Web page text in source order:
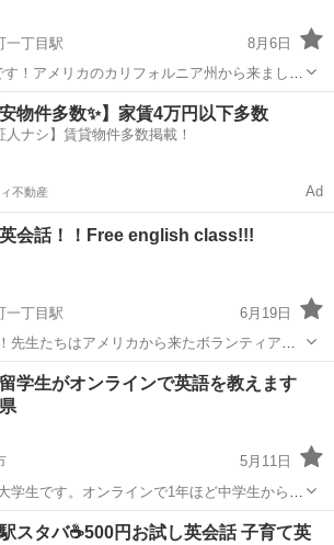
一丁目駅
8月6日
！アメリカのカリフォルニア州から来まし
て、無料英会話を教えます！ 一時間に、
語を学んだり、会話練習したり、楽しいゲー
さん大...
町一丁目駅 英会話 無料
安物件多数✨】家賃4万円以下多数
人ナシ】賃貸物件多数掲載！
不動産 Ad
会話！！Free english class!!!
一丁目駅
6月19日
先生たちはアメリカから来たボランティアと
Please come to english class! we are so
土曜日6時からあ...
町一丁目駅 英語 無料
学生がオンラインで英語を教えます
5月11日
学生です。オンラインで1年ほど中学生から大
います。IELTS 6.0 と高いわけではないです
校の定期テスト対策 英話を
/基礎英語 オンライン
スタバ☕500円お試し英会話 子育て英